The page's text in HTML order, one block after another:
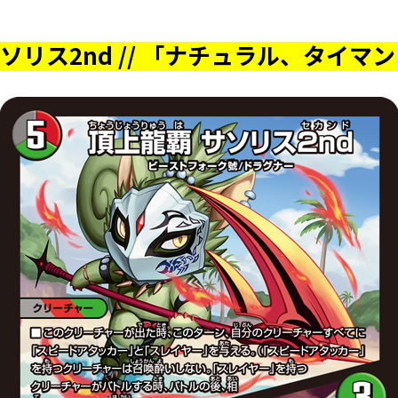
リス2nd // 「ナチュラル、タイマ